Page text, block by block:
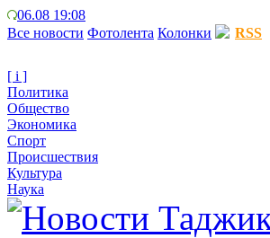
06.08 19:08
Все новости Фотолента Колонки RSS
[ i ]
Политика
Общество
Экономика
Спорт
Происшествия
Культура
Наука